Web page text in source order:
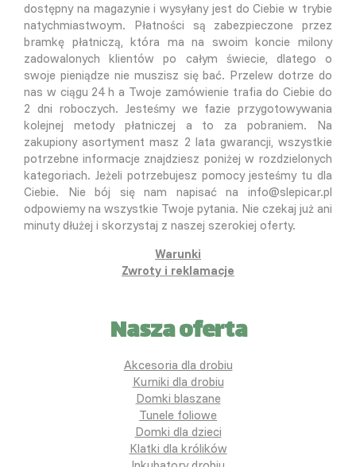
dostępny na magazynie i wysyłany jest do Ciebie w trybie
natychmiastwoym. Płatności są zabezpieczone przez
bramkę płatniczą, która ma na swoim koncie milony
zadowalonych klientów po całym świecie, dlatego o
swoje pieniądze nie muszisz się bać. Przelew dotrze do
nas w ciągu 24 h a Twoje zamówienie trafia do Ciebie do
2 dni roboczych. Jesteśmy we fazie przygotowywania
kolejnej metody płatniczej a to za pobraniem. Na
zakupiony asortyment masz 2 lata gwarancji, wszystkie
potrzebne informacje znajdziesz poniżej w rozdzielonych
kategoriach. Jeżeli potrzebujesz pomocy jesteśmy tu dla
Ciebie. Nie bój się nam napisać na info@slepicar.pl
odpowiemy na wszystkie Twoje pytania. Nie czekaj już ani
minuty dłużej i skorzystaj z naszej szerokiej oferty.
Warunki
Zwroty i reklamacje
Nasza oferta
Akcesoria dla drobiu
Kurniki dla drobiu
Domki blaszane
Tunele foliowe
Domki dla dzieci
Klatki dla królików